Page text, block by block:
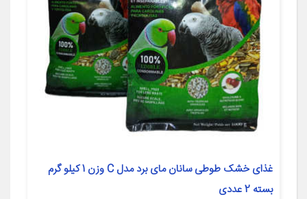
غذای خشک طوطی سانان مای برد مدل C وزن 1 کیلو گرم
بسته 2 عددی